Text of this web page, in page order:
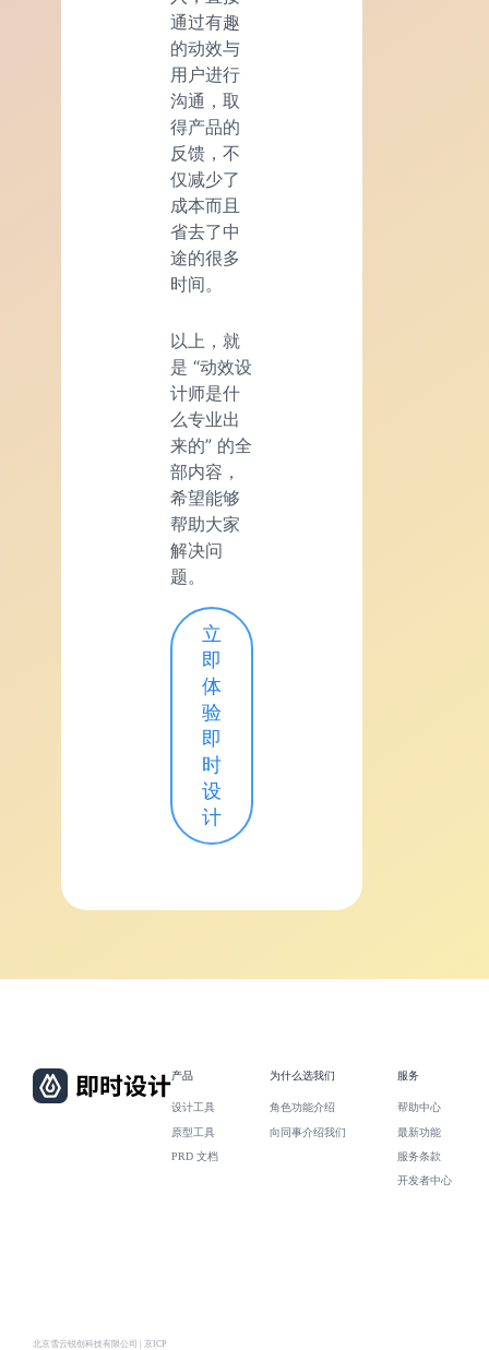
通过有趣
的动效与
用户进行
沟通，取
得产品的
反馈，不
仅减少了
成本而且
省去了中
途的很多
时间。
以上，就
是 “动效设
计师是什
么专业出
来的” 的全
部内容，
希望能够
帮助大家
解决问
题。
立
即
体
验
即
时
设
计
北京雪云锐创科技有限公司 | 京ICP
产品
设计工具
原型工具
PRD 文档
为什么选我们
角色功能介绍
向同事介绍我们
服务
帮助中心
最新功能
服务条款
开发者中心